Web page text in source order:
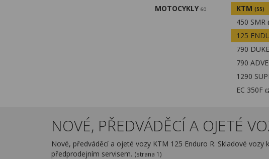
MOTOCYKLY 60 KTM (55)
450 SMR
125
790
790
1290
EC 350F
NOVÉ, PŘEDVÁDĚCÍ A OJETÉ
Nové, předváděcí a ojeté vozy KTM 125 Enduro R. Skladové
předprodejním servisem. (strana 1)